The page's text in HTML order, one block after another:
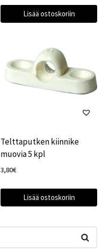
Lisää ostoskoriin
Telttaputken kiinnike
muovia 5 kpl
3,80€
Lisää ostoskoriin
Haku